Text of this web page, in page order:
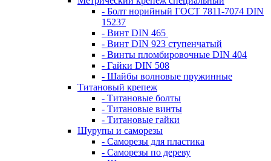
- Болт норийный ГОСТ 7811-7074 DIN
15237
- Винт DIN 465
- Винт DIN 923 ступенчатый
- Винты пломбировочные DIN 404
- Гайки DIN 508
- Шайбы волновые пружинные
Титановый крепеж
- Титановые болты
- Титановые винты
- Титановые гайки
Шурупы и саморезы
- Саморезы для пластика
- Саморезы по дереву